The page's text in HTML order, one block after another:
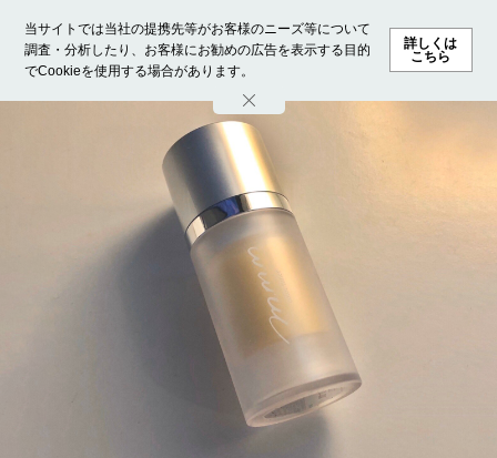
当サイトでは当社の提携先等がお客様のニーズ等について
調査・分析したり、お客様にお勧めの広告を表示する目的
でCookieを使用する場合があります。
詳しくは
こちら
ホーム モデル募集 ランキング ファッション ビューテ